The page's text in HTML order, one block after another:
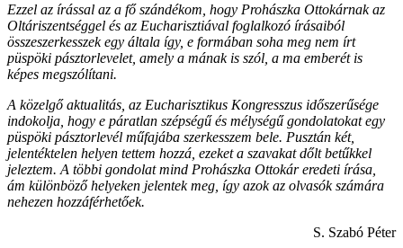
Ezzel az írással az a fő szándékom, hogy Prohászka Ottokárnak az
Oltáriszentséggel és az Eucharisztiával foglalkozó írásaiból
összeszerkesszek egy általa így, e formában soha meg nem írt
püspöki pásztorlevelet, amely a mának is szól, a ma emberét is
képes megszólítani.
A közelgő aktualitás, az Eucharisztikus Kongresszus időszerűsége
indokolja, hogy e páratlan szépségű és mélységű gondolatokat egy
püspöki pásztorlevél műfajába szerkesszem bele. Pusztán két,
jelentéktelen helyen tettem hozzá, ezeket a szavakat dőlt betűkkel
jeleztem. A többi gondolat mind Prohászka Ottokár eredeti írása,
ám különböző helyeken jelentek meg, így azok az olvasók számára
nehezen hozzáférhetőek.
S. Szabó Péter